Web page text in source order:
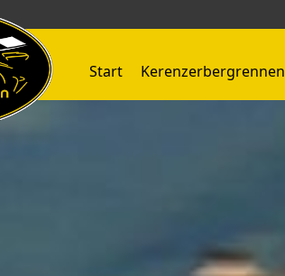
Start Kerenzerbergrennen